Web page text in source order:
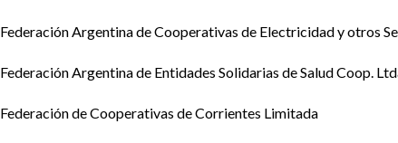
Federación Argentina de Cooperativas de Electricidad y otros
Federación Argentina de Entidades Solidarias de Salud Coop.
Federación de Cooperativas de Corrientes Limitada